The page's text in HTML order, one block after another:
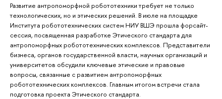
Развитие антропоморфной робототехники требует не только
технологических, но и этических решений. В июле на площадке
Института робототехнических систем НИУ ВШЭ прошла форсайт-
сессия, посвященная разработке Этического стандарта для
антропоморфных робототехнических комплексов. Представители
бизнеса, органов государственной власти, научных организаций и
университетов обсудили ключевые этические и правовые
вопросы, связанные с развитием антропоморфных
робототехнических комплексов. Главным итогом встречи стала
подготовка проекта Этического стандарта.